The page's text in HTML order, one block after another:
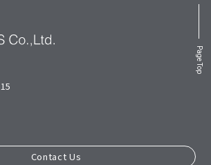
Page Top
Contact Us